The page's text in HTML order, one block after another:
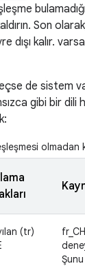
Son
dışı kalır.
de sistem
gibi bir dili
(tr)